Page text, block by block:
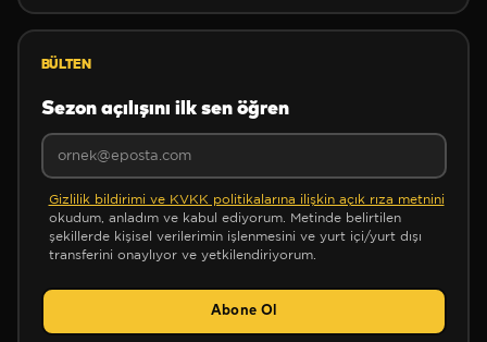
BÜLTEN
Sezon açılışını ilk sen öğren
Gizlilik bildirimi ve KVKK politikalarına ilişkin açık rıza metnini
okudum, anladım ve kabul ediyorum. Metinde belirtilen
şekillerde kişisel verilerimin işlenmesini ve yurt içi/yurt dışı
transferini onaylıyor ve yetkilendiriyorum.
Abone Ol
❆